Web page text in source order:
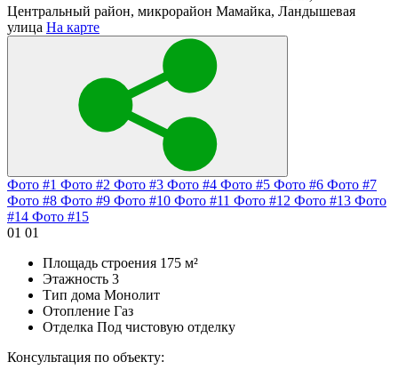
Центральный район, микрорайон Мамайка, Ландышевая
улица На карте
Фото #1 Фото #2 Фото #3 Фото #4 Фото #5 Фото #6 Фото #7
Фото #8 Фото #9 Фото #10 Фото #11 Фото #12 Фото #13 Фото
#14 Фото #15
01 01
Площадь строения 175 м²
Этажность 3
Тип дома Монолит
Отопление Газ
Отделка Под чистовую отделку
Консультация по объекту: